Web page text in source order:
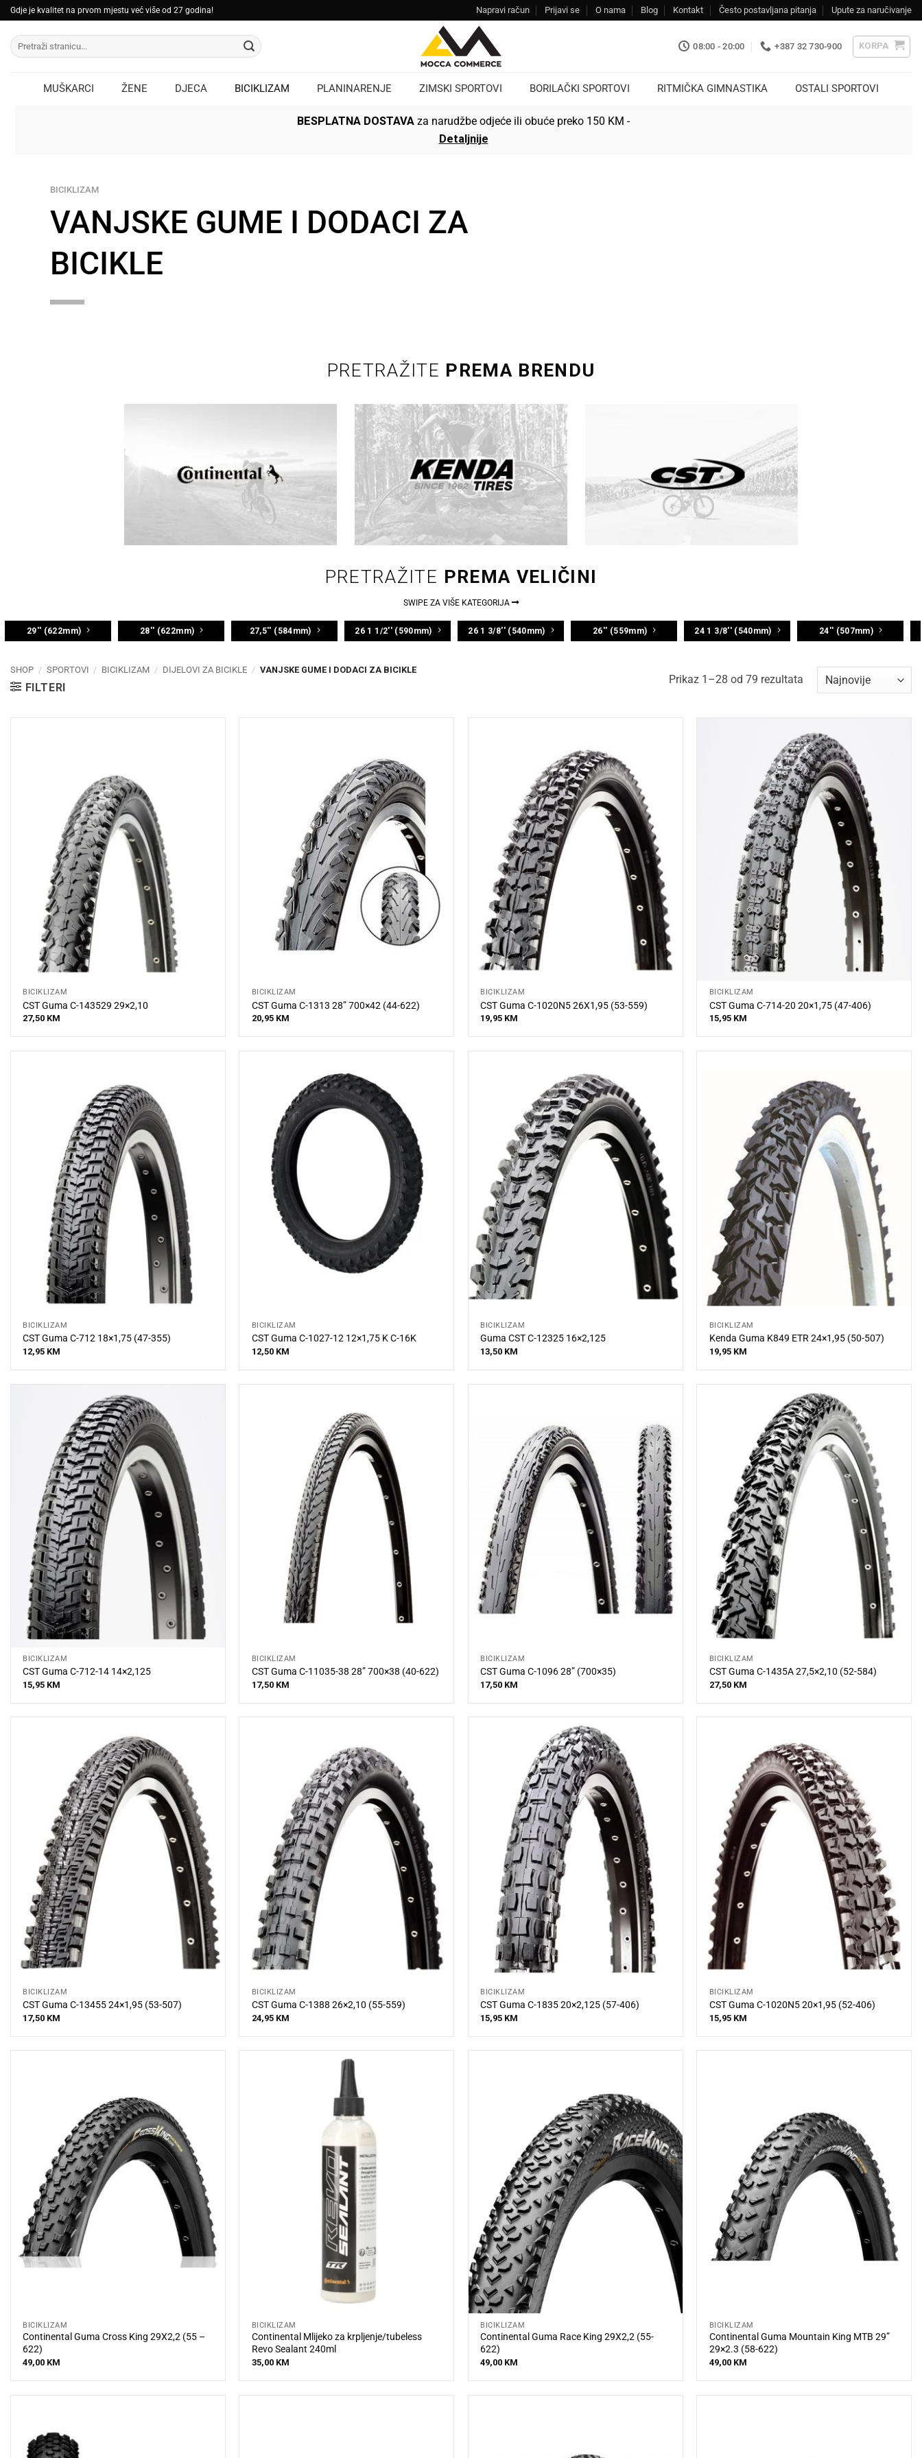
Skip
to
content
Gdje je kvalitet na prvom mjestu već više od 27 godina! Napravi račun Prijavi se O nama Blog Kontakt Često postavljana pitanja Upute za naručivanje
Pretraži:
08:00 - 20:00 +387 32 730-900 KORPA
MUŠKARCI ŽENE DJECA BICIKLIZAM PLANINARENJE ZIMSKI SPORTOVI BORILAČKI SPORTOVI RITMIČKA GIMNASTIKA OSTALI SPORTOVI
BESPLATNA DOSTAVA za narudžbe odjeće ili obuće preko 150 KM -
Detaljnije
BICIKLIZAM
VANJSKE GUME I DODACI ZA
BICIKLE
PRETRAŽITE PREMA BRENDU
PRETRAŽITE PREMA VELIČINI
SWIPE ZA VIŠE KATEGORIJA
29'' (622mm) 28'' (622mm) 27,5'' (584mm) 26 1 1/2'' (590mm) 26 1 3/8'' (540mm) 26'' (559mm) 24 1 3/8'' (540mm) 24'' (507mm)
SHOP / SPORTOVI / BICIKLIZAM / DIJELOVI ZA BICIKLE / VANJSKE GUME I DODACI ZA BICIKLE
FILTERI
Prikaz 1–28 od 79 rezultataSorted
BICIKLIZAM
CST Guma C-143529 29×2,10
27,50 KM
BICIKLIZAM
CST Guma C-1313 28” 700×42 (44-622)
20,95 KM
BICIKLIZAM
CST Guma C-1020N5 26X1,95 (53-559)
19,95 KM
BICIKLIZAM
CST Guma C-714-20 20×1,75 (47-406)
15,95 KM
BICIKLIZAM
CST Guma C-712 18×1,75 (47-355)
12,95 KM
BICIKLIZAM
CST Guma C-1027-12 12×1,75 K C-16K
12,50 KM
BICIKLIZAM
Guma CST C-12325 16×2,125
13,50 KM
BICIKLIZAM
Kenda Guma K849 ETR 24×1,95 (50-507)
19,95 KM
BICIKLIZAM
CST Guma C-712-14 14×2,125
15,95 KM
BICIKLIZAM
CST Guma C-11035-38 28” 700×38 (40-622)
17,50 KM
BICIKLIZAM
CST Guma C-1096 28” (700×35)
17,50 KM
BICIKLIZAM
CST Guma C-1435A 27,5×2,10 (52-584)
27,50 KM
BICIKLIZAM
CST Guma C-13455 24×1,95 (53-507)
17,50 KM
BICIKLIZAM
CST Guma C-1388 26×2,10 (55-559)
24,95 KM
BICIKLIZAM
CST Guma C-1835 20×2,125 (57-406)
15,95 KM
BICIKLIZAM
CST Guma C-1020N5 20×1,95 (52-406)
15,95 KM
BICIKLIZAM
Continental Guma Cross King 29X2,2 (55 –
622)
49,00 KM
BICIKLIZAM
Continental Mlijeko za krpljenje/tubeless
Revo Sealant 240ml
35,00 KM
BICIKLIZAM
Continental Guma Race King 29X2,2 (55-
622)
49,00 KM
BICIKLIZAM
Continental Guma Mountain King MTB 29”
29×2.3 (58-622)
49,00 KM